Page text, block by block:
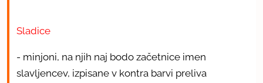
Sladice
- minjoni, na njih naj bodo začetnice imen
slavljencev, izpisane v kontra barvi preliva